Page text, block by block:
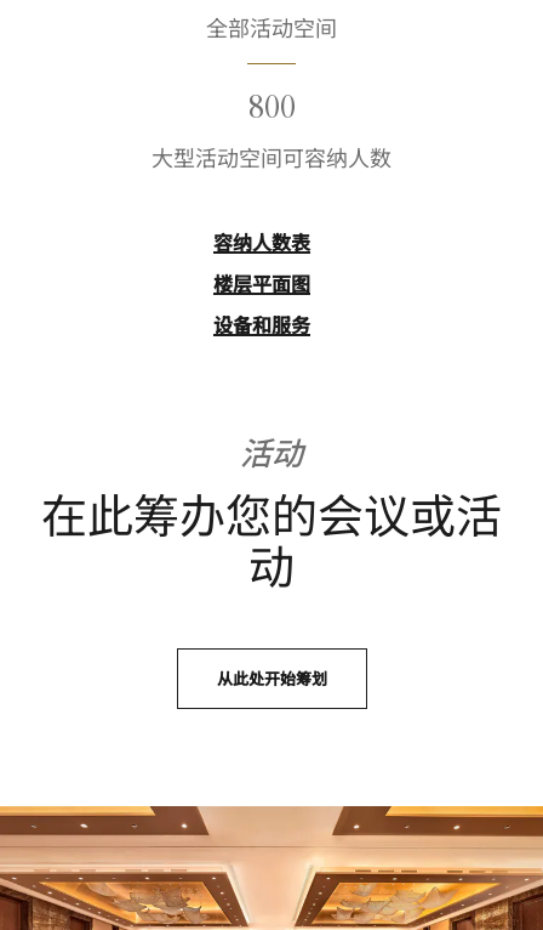
全部活动空间
800
大型活动空间可容纳人数
容纳人数表
楼层平面图
设备和服务
活动
在此筹办您的会议或活
动
从此处开始筹划